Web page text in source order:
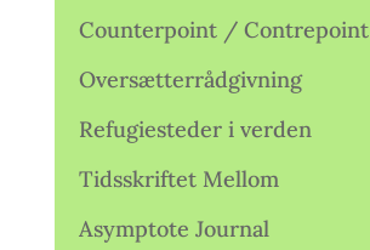
Counterpoint / Contrepoint
Oversætterrådgivning
Refugiesteder i verden
Tidsskriftet Mellom
Asymptote Journal